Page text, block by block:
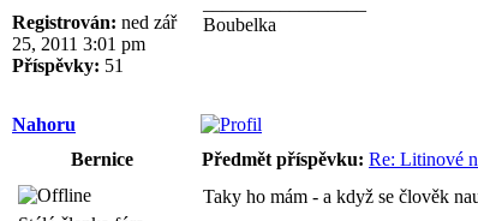
Registrován: ned zář
25, 2011 3:01 pm
Příspěvky: 51
Boubelka
Nahoru
Bernice
Předmět příspěvku: Re: Litinové
Taky ho mám - a když se člověk